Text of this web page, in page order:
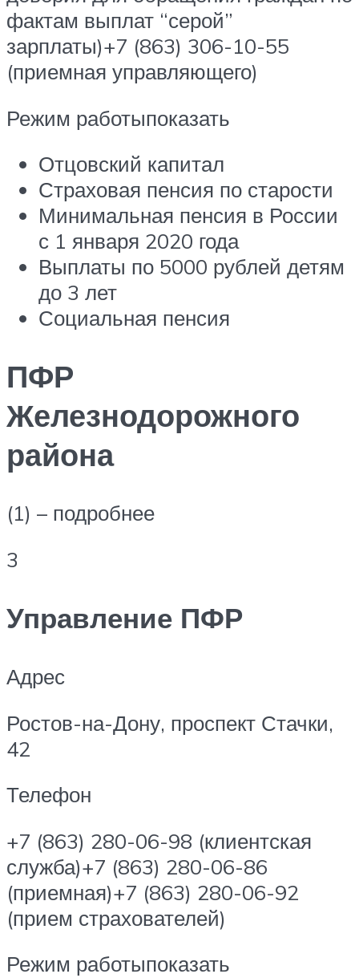
фактам выплат “серой”
зарплаты)+7 (863) 306-10-55
(приемная управляющего)
Режим работыпоказать
Отцовский капитал
Страховая пенсия по старости
Минимальная пенсия в России
с 1 января 2020 года
Выплаты по 5000 рублей детям
до 3 лет
Социальная пенсия
ПФР
Железнодорожного
района
(1) – подробнее
3
Управление ПФР
Адрес
Ростов-на-Дону, проспект Стачки,
42
Телефон
+7 (863) 280-06-98 (клиентская
служба)+7 (863) 280-06-86
(приемная)+7 (863) 280-06-92
(прием страхователей)
Режим работыпоказать